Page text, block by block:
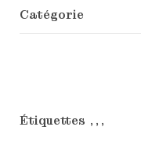
Catégorie
Étiquettes , , ,